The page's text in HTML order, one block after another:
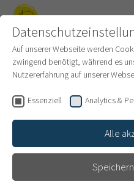
SAMMLUNG PRINZHORN
Auf unserer Webseite werden
zwingend benötigt, während es
Nutzererfahrung auf unserer
Essenziell Analytics &
Alle